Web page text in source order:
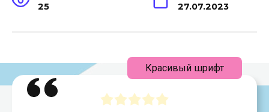
25 27.07.2023
Красивый шрифт